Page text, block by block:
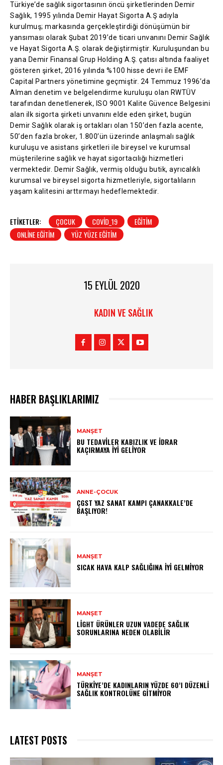
Türkiye’de sağlık sigortasının öncü şirketlerinden Demir
Sağlık, 1995 yılında Demir Hayat Sigorta A.Ş adıyla
kurulmuş; markasında gerçekleştirdiği dönüşümün bir
yansıması olarak Şubat 2019’de ticari unvanını Demir Sağlık
ve Hayat Sigorta A.Ş. olarak değiştirmiştir. Kuruluşundan bu
yana Demir Finansal Grup Holding A.Ş. çatısı altında faaliyet
gösteren şirket, 2016 yılında %100 hisse devri ile EMF
Capital Partners yönetimine geçmiştir. 24 Temmuz 1996’da
Alman denetim ve belgelendirme kuruluşu olan RWTÜV
tarafından denetlenerek, ISO 9001 Kalite Güvence Belgesini
alan ilk sigorta şirketi unvanını elde eden şirket, bugün
Demir Sağlık olarak iş ortakları olan 150’den fazla acente,
50’den fazla broker, 1.800’ün üzerinde anlaşmalı sağlık
kuruluşu ve asistans şirketleri ile bireysel ve kurumsal
müşterilerine sağlık ve hayat sigortacılığı hizmetleri
vermektedir. Demir Sağlık, vermiş olduğu butik, ayrıcalıklı
kurumsal ve bireysel sigorta hizmetleriyle, sigortalıların
yaşam kalitesini arttırmayı hedeflemektedir.
ETIKETLER: ÇOCUK COVID_19
EĞITIM
ONLINE EĞITIM
YÜZ YÜZE EĞITIM
15 EYLÜL 2020
KADIN VE SAĞLIK
HABER BAŞLIKLARIMIZ
MANŞET
BU TEDAVILER KABIZLIK VE İDRAR
KAÇIRMAYA İYI GELIYOR
ANNE-ÇOCUK
ÇGST YAZ SANAT KAMPI ÇANAKKALE’DE
BAŞLIYOR!
MANŞET
SICAK HAVA KALP SAĞLIĞINA İYI GELMIYOR
MANŞET
LIGHT ÜRÜNLER UZUN VADEDE SAĞLIK
SORUNLARINA NEDEN OLABILIR
MANŞET
TÜRKIYE’DE KADINLARIN YÜZDE 60’I DÜZENLI
SAĞLIK KONTROLÜNE GITMIYOR
LATEST POSTS